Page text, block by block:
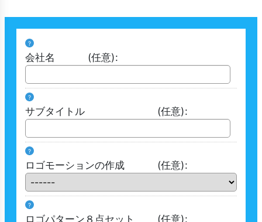
?
会社名 (任意):
?
サブタイトル (任意):
?
ロゴモーションの作成 (任意):
?
ロゴパターン８点セット (任意):